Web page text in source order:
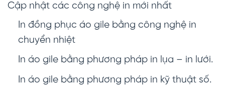
Cập nhật các công nghệ in mới nhất
In đồng phục áo gile bằng công nghệ in
chuyển nhiệt
In áo gile bằng phương pháp in lụa – in lưới.
In áo gile bằng phương pháp in kỹ thuật số.